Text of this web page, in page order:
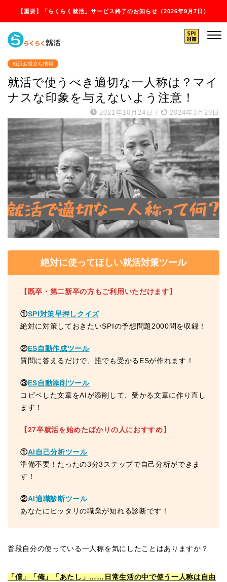
【重要】「らくらく就活」サービス終了のお知らせ（2026年9月7日）
就活お役立ち情報
就活で使うべき適切な一人称は？マイ
ナスな印象を与えないよう注意！
2021年10月24日 / 2024年3月29日
絶対に使ってほしい就活対策ツール
【既卒・第二新卒の方もご利用いただけます】
①SPI対策早押しクイズ
絶対に対策しておきたいSPIの予想問題2000問を収録！
②ES自動作成ツール
質問に答えるだけで、誰でも受かるESが作れます！
③ES自動添削ツール
コピペした文章をAIが添削して、受かる文章に作り直し
ます！
【27卒就活を始めたばかりの人におすすめ】
①AI自己分析ツール
準備不要！たったの3分3ステップで自己分析ができま
す！
②AI適職診断ツール
あなたにピッタリの職業が知れる診断です！
普段自分の使っている一人称を気にしたことはありますか？
「僕」「俺」「あたし」……日常生活の中で使う一人称は自由